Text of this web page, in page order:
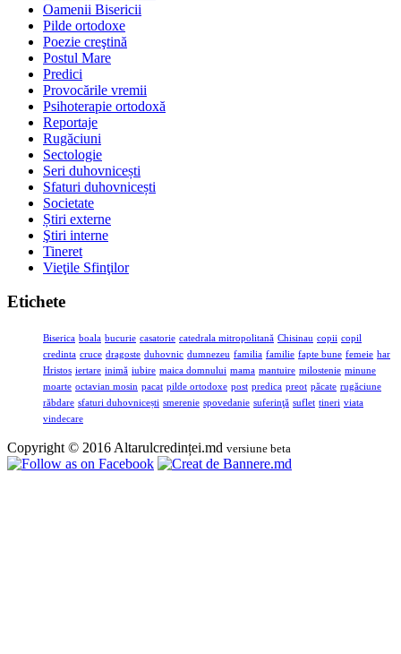
Oamenii Bisericii
Pilde ortodoxe
Poezie creştină
Postul Mare
Predici
Provocările vremii
Psihoterapie ortodoxă
Reportaje
Rugăciuni
Sectologie
Seri duhovnicești
Sfaturi duhovnicești
Societate
Știri externe
Ştiri interne
Tineret
Vieţile Sfinţilor
Etichete
Biserica boala bucurie casatorie catedrala mitropolitană Chisinau copii copil
credinta cruce dragoste duhovnic dumnezeu familia familie fapte bune femeie har
Hristos iertare inimă iubire maica domnului mama mantuire milostenie minune
moarte octavian mosin pacat pilde ortodoxe post predica preot păcate rugăciune
răbdare sfaturi duhovnicești smerenie spovedanie suferinţă suflet tineri viata
vindecare
Copyright © 2016 Altarulcredinței.md versiune beta